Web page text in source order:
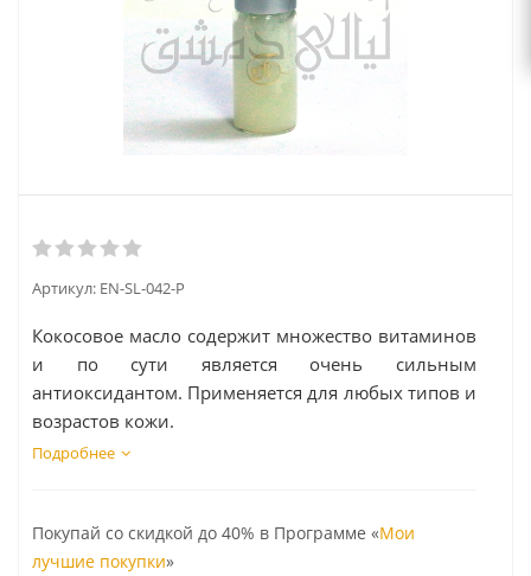
Артикул: EN-SL-042-P
Кокосовое масло содержит множество витаминов
и по сути является очень сильным
антиоксидантом. Применяется для любых типов и
возрастов кожи.
Подробнее
Покупай со скидкой до 40% в Программе «Мои
лучшие покупки»